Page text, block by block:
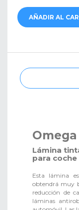
AÑADIR AL
Lámina
para
Esta lámina
obtendrá muy
reducción de
láminas